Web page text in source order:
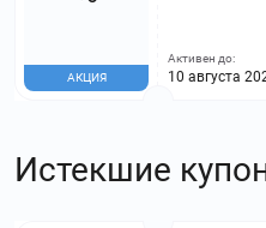
АКЦИЯ
Активен до:
10 августа
Истекшие